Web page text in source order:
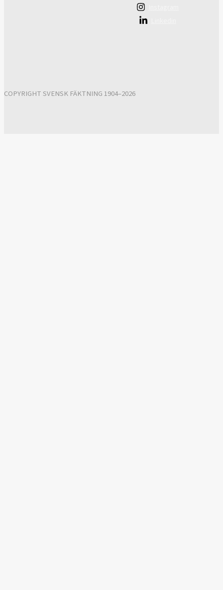
COPYRIGHT SVENSK FÄKTNING 1904–2026